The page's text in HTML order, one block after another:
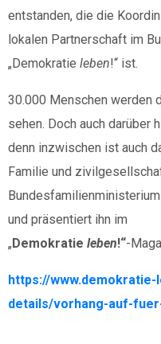
entstanden, die die
lokalen Partnerschaft im
„Demokratie leben!“ ist.
30.000 Menschen werden
sehen. Doch auch darüber
denn inzwischen ist auch
Familie und
und präsentiert ihn im
„Demokratie leben!“-
https://
details/vorhang-auf-